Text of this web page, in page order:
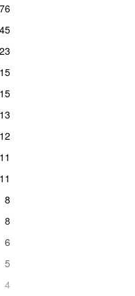
45
23
15
15
13
12
11
11
8
8
6
5
4